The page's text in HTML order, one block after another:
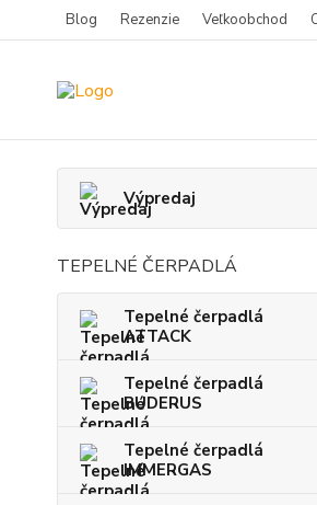
Blog Rezenzie Veľkoobchod
Výpredaj
TEPELNÉ ČERPADLÁ
Tepelné čerpadlá
ATTACK
Tepelné čerpadlá
BUDERUS
Tepelné čerpadlá
IMMERGAS